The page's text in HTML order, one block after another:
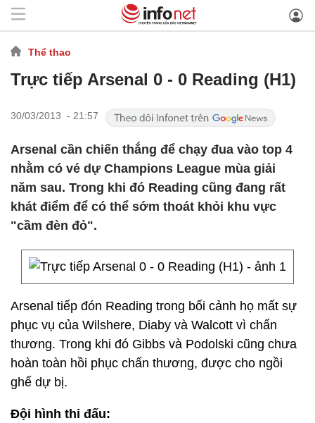
Thể thao
Trực tiếp Arsenal 0 - 0 Reading (H1)
30/03/2013 - 21:57
Arsenal cần chiến thắng để chạy đua vào top 4
nhằm có vé dự Champions League mùa giải
năm sau. Trong khi đó Reading cũng đang rất
khát điểm để có thể sớm thoát khỏi khu vực
"cầm đèn đỏ".
Arsenal tiếp đón Reading trong bối cảnh họ mất sự
phục vụ của Wilshere, Diaby và Walcott vì chấn
thương. Trong khi đó Gibbs và Podolski cũng chưa
hoàn toàn hồi phục chấn thương, được cho ngồi
ghế dự bị.
Đội hình thi đấu: